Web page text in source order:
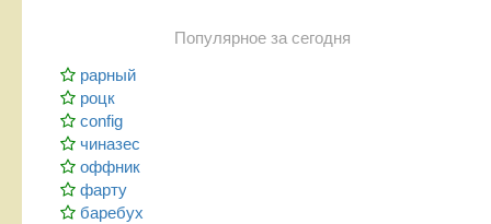
Популярное за сегодня
рарный
роцк
config
чиназес
оффник
фарту
баребух